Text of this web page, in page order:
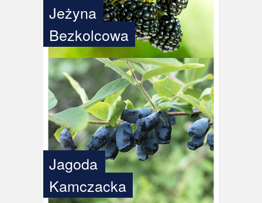
Jeżyna
Bezkolcowa
Jagoda
Kamczacka